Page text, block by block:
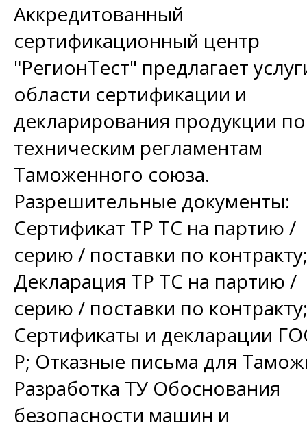
Аккредитованный
сертификационный центр
"РегионТест" предлагает
области сертификации и
декларирования продукции по
техническим регламентам
Таможенного союза.
Разрешительные документы:
Сертификат ТР ТС на партию /
серию / поставки по контракту;
Декларация ТР ТС на партию /
серию / поставки по контракту;
Сертификаты и декларации
Р; Отказные письма для
Разработка ТУ Обоснования
безопасности машин и